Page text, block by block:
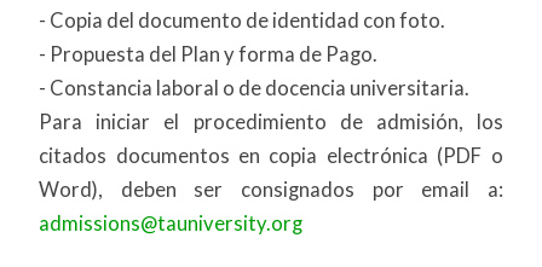
- Copia del documento de identidad con foto.
- Propuesta del Plan y forma de Pago.
- Constancia laboral o de docencia universitaria.
Para iniciar el procedimiento de admisión, los
citados documentos en copia electrónica (PDF o
Word), deben ser consignados por email a:
admissions@tauniversity.org